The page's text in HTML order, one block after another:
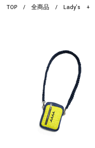
TOP / 全商品 / Lady's +